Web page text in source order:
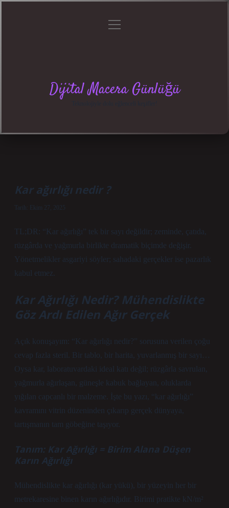
menüyü
Dijital Macera Günlüğü
Kar ağırlığı nedir ?
Tarih: Ekim 27, 2025
TL;DR: “Kar ağırlığı” tek bir sayı değildir; zeminde, çatıda,
rüzgârda ve yağmurla birlikte dramatik biçimde değişir.
Yönetmelikler asgariyi söyler; sahadaki gerçekler ise pazarlık
kabul etmez.
Kar Ağırlığı Nedir? Mühendislikte
Göz Ardı Edilen Ağır Gerçek
Açık konuşayım: “Kar ağırlığı nedir?” sorusuna verilen çoğu
cevap fazla steril. Bir tablo, bir harita, yuvarlanmış bir sayı…
Oysa kar, laboratuvardaki ideal katı değil; rüzgârla savrulan,
yağmurla ağırlaşan, güneşle kabuk bağlayan, oluklarda
yığılan capcanlı bir malzeme. İşte bu yazı, “kar ağırlığı”
kavramını vitrin düzeninden çıkarıp gerçek dünyaya,
tartışmanın tam göbeğine taşıyor.
Tanım: Kar Ağırlığı = Birim Alana Düşen
Karın Ağırlığı
Mühendislikte kar ağırlığı (kar yükü), bir yüzeyin her bir
metrekaresine binen karın ağırlığıdır. Birimi pratikte kN/m²